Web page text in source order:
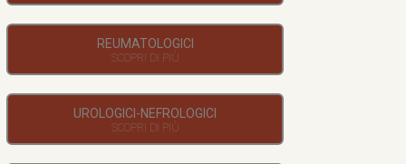
REUMATOLOGICI
UROLOGICI-NEFROLOGICI